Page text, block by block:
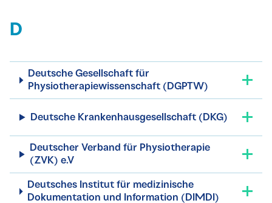
D
Deutsche Gesellschaft für
Physiotherapiewissenschaft (DGPTW)
Deutsche Krankenhausgesellschaft (DKG)
Deutscher Verband für Physiotherapie
(ZVK) e.V
Deutsches Institut für medizinische
Dokumentation und Information (DIMDI)